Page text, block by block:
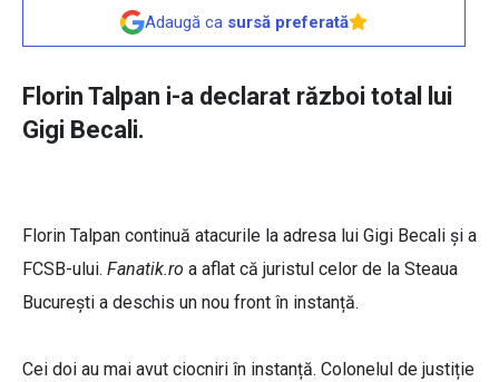
Adaugă ca sursă preferată
Florin Talpan i-a declarat război total lui
Gigi Becali.
Florin Talpan continuă atacurile la adresa lui Gigi Becali și a
FCSB-ului. Fanatik.ro a aflat că juristul celor de la Steaua
București a deschis un nou front în instanță.
Cei doi au mai avut ciocniri în instanță. Colonelul de justiție